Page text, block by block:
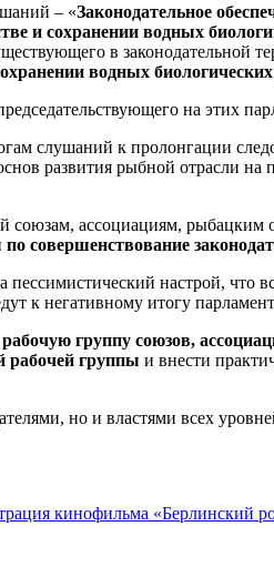
– «Законодательное
и сохранении водных
в законодательной
водных биологических
на этих
слушаний к пролонгации
развития рыбной
союзам, ассоциациям, рыбацким
совершенствование
настрой, что
к негативному итогу
группу союзов,
рабочей группы и внести
но и властями всех
кинофильма «Берлинский